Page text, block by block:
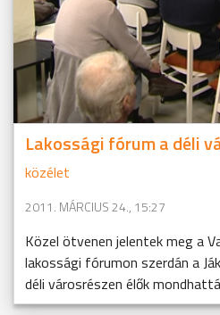
Lakossági fórum a déli
közélet
2011. MÁRCIUS 24., 15:27
Közel ötvenen jelentek meg a
lakossági fórumon szerdán a
déli városrészen élők